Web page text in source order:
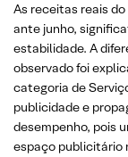
As receitas reais
ante junho,
estabilidade. A
observado foi
categoria de
publicidade e
desempenho, pois
espaço publicitário